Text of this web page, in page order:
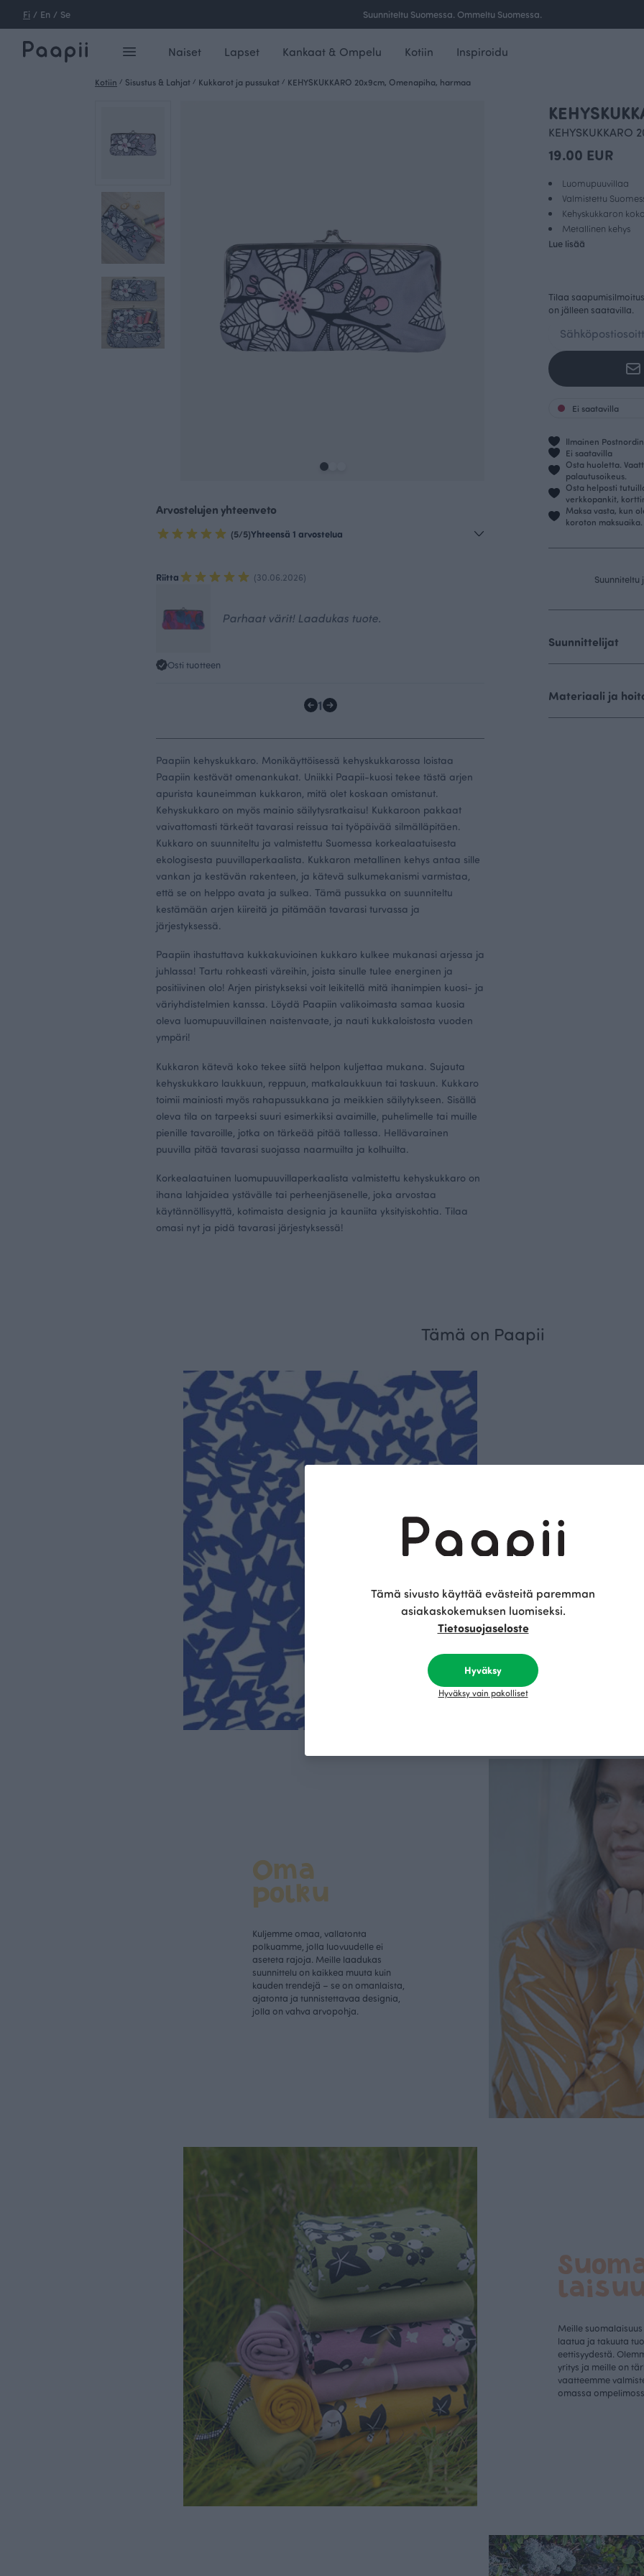
Fi / En / Se Ilmainen toimitus yli 100 € tilauksille Suomessa.
Naiset Lapset Kankaat & Ompelu Kotiin Inspiroidu
Kotiin / Sisustus & Lahjat / Kukkarot ja pussukat / KEHYSKUKKARO 20x9cm, Omenapiha, harmaa
Arvostelujen yhteenveto
(5/5)Yhteensä 1 arvostelua
Riitta (30.06.2026)
Parhaat värit! Laadukas tuote.
Osti tuotteen
1
Paapiin kehyskukkaro. Monikäyttöisessä kehyskukkarossa loistaa
Paapiin kestävät omenankukat. Uniikki Paapii-kuosi tekee tästä arjen
apurista kauneimman kukkaron, mitä olet koskaan omistanut.
Kehyskukkaro on myös mainio säilytysratkaisu! Kukkaroon pakkaat
vaivattomasti tärkeät tavarasi reissua tai työpäivää silmälläpitäen.
Kukkaro on suunniteltu ja valmistettu Suomessa korkealaatuisesta
ekologisesta puuvillaperkaalista. Kukkaron metallinen kehys antaa sille
vankan ja kestävän rakenteen, ja kätevä sulkumekanismi varmistaa,
että se on helppo avata ja sulkea. Tämä pussukka on suunniteltu
kestämään arjen kiireitä ja pitämään tavarasi turvassa ja
järjestyksessä.
Paapiin ihastuttava kukkakuvioinen kukkaro kulkee mukanasi arjessa ja
juhlassa! Tartu rohkeasti väreihin, joista sinulle tulee energinen ja
positiivinen olo! Arjen piristykseksi voit leikitellä mitä ihanimpien kuosi- ja
väriyhdistelmien kanssa. Löydä Paapiin valikoimasta samaa kuosia
oleva luomupuuvillainen naistenvaate, ja nauti kukkaloistosta vuoden
ympäri!
Kukkaron kätevä koko tekee siitä helpon kuljettaa mukana. Sujauta
kehyskukkaro laukkuun, reppuun, matkalaukkuun tai taskuun. Kukkaro
toimii mainiosti myös rahapussukkana ja meikkien säilytykseen. Sisällä
oleva tila on tarpeeksi suuri esimerkiksi avaimille, puhelimelle tai muille
pienille tavaroille, jotka on tärkeää pitää tallessa. Hellävarainen
puuvilla pitää tavarasi suojassa naarmuilta ja kolhuilta.
Korkealaatuinen luomupuuvillaperkaalista valmistettu kehyskukkaro on
ihana lahjaidea ystävälle tai perheenjäsenelle, joka arvostaa
käytännöllisyyttä, kotimaista designia ja kauniita yksityiskohtia. Tilaa
omasi nyt ja pidä tavarasi järjestyksessä!
KEHYSKUKKARO
19.00 EUR
Luomupuuvillaa
Valmistettu
Kehyskukkaron
Metallinen kehys
Lue lisää
Tilaa
on jälleen saatavilla.
Ei saatavilla
Ilmainen
Ei saatavilla
Osta huoletta.
palautusoikeus.
Osta helposti
verkkopankit,
Maksa vasta, kun
koroton maksuaika.
Suunniteltu
Suunnittelijat
Materiaali ja
Tämä on Paapii
Olemme aidosti
kotimainen
vain GOTS- ja
luomupuuvillaa ja
kaikki vaatteet
kertoo Avainlippu-
Oma
polku
Kuljemme omaa, vallatonta
polkuamme, jolla luovuudelle ei
aseteta rajoja. Meille laadukas
suunnittelu on kaikkea muuta kuin
kauden trendejä – se on omanlaista,
ajatonta ja tunnistettavaa designia,
jolla on vahva arvopohja.
Meille
laatua ja takuuta
eettisyydestä.
yritys ja meille on
vaatteemme
omassa
Tämä sivusto käyttää evästeitä paremman
asiakaskokemuksen luomiseksi.
Tietosuojaseloste
Hyväksy
Hyväksy vain pakolliset